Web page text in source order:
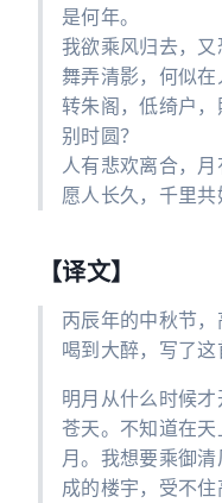
是何年。
我欲乘风归去，
舞弄清影，何似在
转朱阁，低绮户
别时圆？
人有悲欢离合，
愿人长久，千里共
【译文】
丙辰年的中秋节，
喝到大醉，写了这
明月从什么时候
苍天。不知道在
月。我想要乘御
成的楼宇，受不